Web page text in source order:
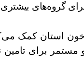
گروه‌های بیشتری
خون استان کمک
مستمر برای